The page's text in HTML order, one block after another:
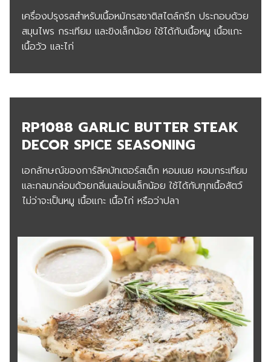
เครื่องปรุงรสสำหรับเนื้อหมักรสชาติสไตล์กรีก ประกอบด้วย
สมุนไพร กระเทียม และขิงเล็กน้อย ใช้ได้กับเนื้อหมู เนื้อแกะ
เนื้อวัว และไก่
RP1088 GARLIC BUTTER STEAK
DECOR SPICE SEASONING
เอกลักษณ์ของการ์ลิคบัทเตอร์สเต็ก หอมเนย หอมกระเทียม
และกลมกล่อมด้วยกลิ่นเลม่อนเล็กน้อย ใช้ได้กับทุกเนื้อสัตว์
ไม่ว่าจะเป็นหมู เนื้อแกะ เนื้อไก่ หรือว่าปลา